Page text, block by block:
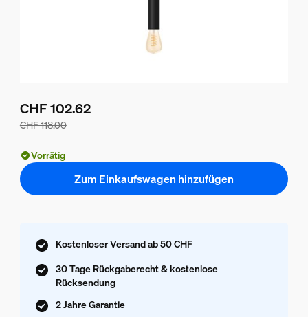
CHF 118.00
CHF 102.62
Vorrätig
Zum Einkaufswagen hinzufügen
Kostenloser Versand ab 50 CHF
30 Tage Rückgaberecht & kostenlose
Rücksendung
2 Jahre Garantie